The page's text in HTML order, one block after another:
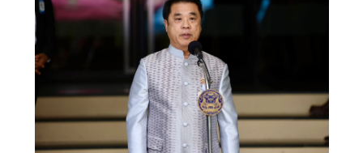
ชายแดนเรื่องความรุนแรง เรื่องเกษตรทั้งกุ้งและปลา ซึ่งตอนนี้
เบื้องต้นนายสุริยะ จึงรุ่งเรืองกิจ รมว.เกษตรและสหกรณ์ ได้บิน
ไปพบกับรมว.เกษตรฯมาเลเซีย